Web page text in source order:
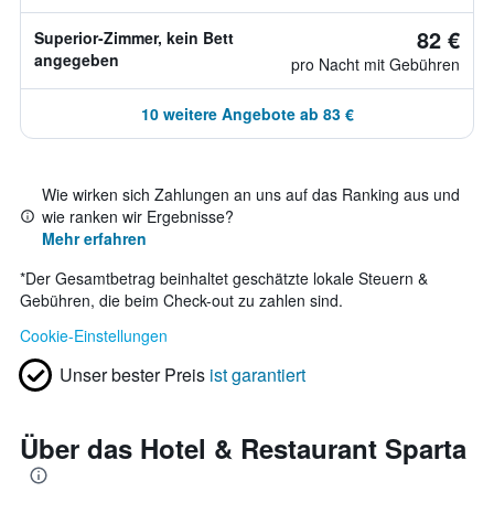
Superior-Zimmer, kein Bett
angegeben
82 €
pro Nacht mit Gebühren
10 weitere Angebote ab 83 €
Wie wirken sich Zahlungen an uns auf das Ranking aus und
wie ranken wir Ergebnisse?
Mehr erfahren
*Der Gesamtbetrag beinhaltet geschätzte lokale Steuern &
Gebühren, die beim Check-out zu zahlen sind.
Cookie-Einstellungen
Unser bester Preis ist garantiert
Über das Hotel & Restaurant Sparta